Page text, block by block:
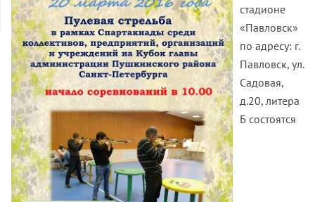
стадионе
«Павловск»
по адресу: г.
Павловск, ул.
Садовая,
д.20, литера
Б состоятся